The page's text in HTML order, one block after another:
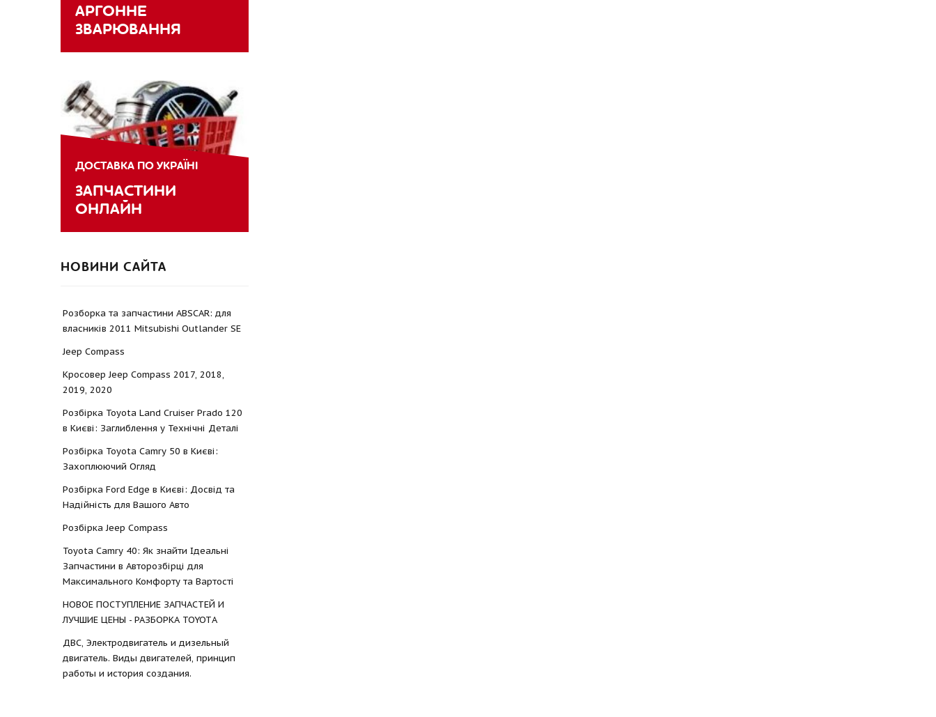
АРГОННЕ
ЗВАРЮВАННЯ
ДОСТАВКА ПО УКРАЇНІ
ЗАПЧАСТИНИ
ОНЛАЙН
НОВИНИ САЙТА
Розборка та запчастини ABSCAR: для
власників 2011 Mitsubishi Outlander SE
Jeep Compass
Кросовер Jeep Compass 2017, 2018,
2019, 2020
Розбірка Toyota Land Cruiser Prado 120
в Києві: Заглиблення у Технічні Деталі
Розбірка Toyota Camry 50 в Києві:
Захоплюючий Огляд
Розбірка Ford Edge в Києві: Досвід та
Надійність для Вашого Авто
Розбірка Jeep Compass
Toyota Camry 40: Як знайти Ідеальні
Запчастини в Авторозбірці для
Максимального Комфорту та Вартості
НОВОЕ ПОСТУПЛЕНИЕ ЗАПЧАСТЕЙ И
ЛУЧШИЕ ЦЕНЫ - РАЗБОРКА TOYOTА
ДВС, Электродвигатель и дизельный
двигатель. Виды двигателей, принцип
работы и история создания.